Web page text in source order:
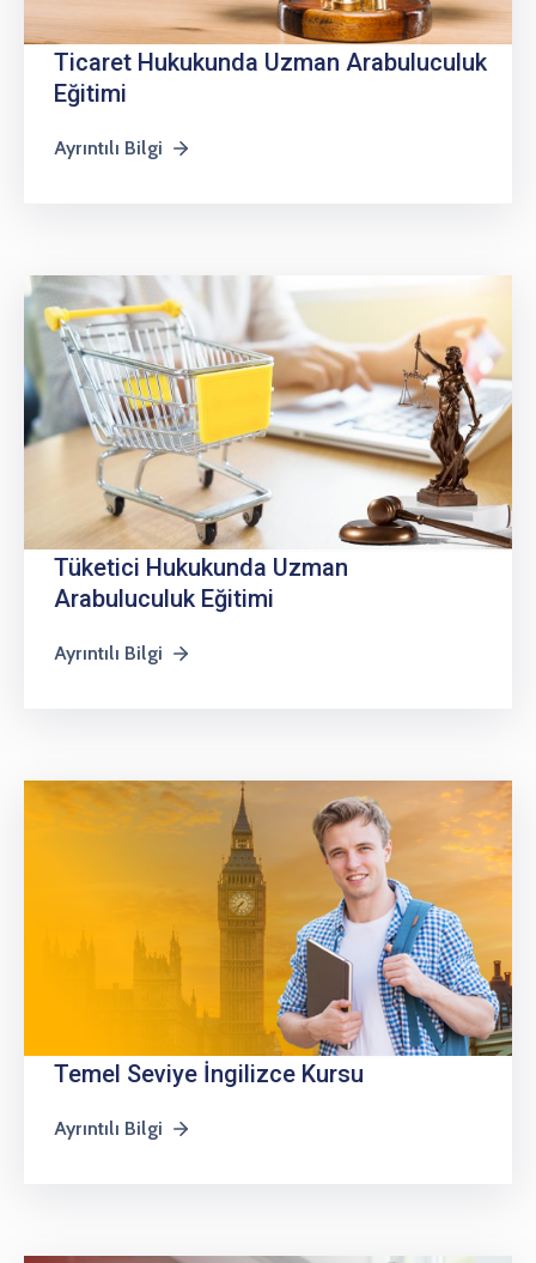
Ticaret Hukukunda Uzman Arabuluculuk
Eğitimi
Ayrıntılı Bilgi
Tüketici Hukukunda Uzman
Arabuluculuk Eğitimi
Ayrıntılı Bilgi
Temel Seviye İngilizce Kursu
Ayrıntılı Bilgi